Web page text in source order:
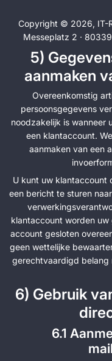
Copyright © 2026, IT-
Messeplatz 2 ·
5)
aanmaken
Overeenkomstig
persoonsgegevens
noodzakelijk is wanneer
een klantaccount.
aanmaken van een
U kunt uw klantaccount
een bericht te sturen
klantaccount worden
account gesloten
geen wettelijke
gerechtvaardigd belang
6) Gebruik
6.1